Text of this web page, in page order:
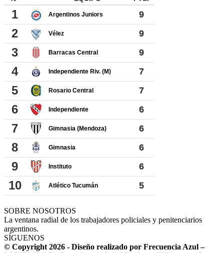
SOBRE NOSOTROS
La ventana radial de los trabajadores policiales y penitenciarios
argentinos.
SÍGUENOS
© Copyright 2026 - Diseño realizado por Frecuencia Azul –